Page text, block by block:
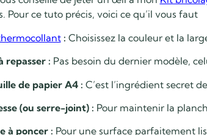
Pour ce tuto précis, voici ce qu’il vous faut
: Choisissez la couleur et la
repasser : Pas besoin du dernier modèle,
de papier A4 : C’est l’ingrédient secret
(ou serre-joint) : Pour maintenir la
à poncer : Pour une surface parfaitement